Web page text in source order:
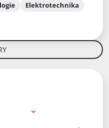
Elektrotechnika